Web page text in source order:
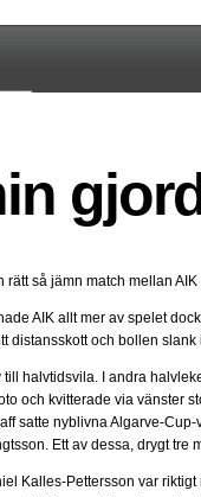
rätt så jämn match mellan
AIK allt mer av spelet
distansskott och bollen
till halvtidsvila. I andra
och kvitterade via vänster
satte nyblivna Algarve-
Ett av dessa, drygt
Kalles-Pettersson var riktigt